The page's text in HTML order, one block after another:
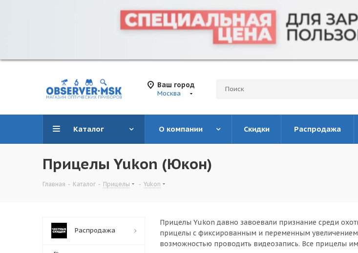
Ваш город
Москва
Каталог О компании Скидки Распродажа
Прицелы Yukon (Юкон)
Главная - Каталог - Прицелы - Yukon
Прицелы Yukon давно завоевали признание среди
прицелы с фиксированным и переменным
возможностью проводить видеозапись. Все прицелы
Распродажа